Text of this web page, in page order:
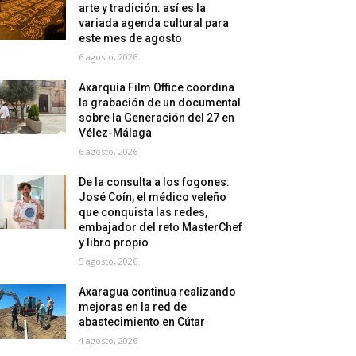
arte y tradición: así es la
variada agenda cultural para
este mes de agosto
6 agosto, 2026
Axarquía Film Office coordina
la grabación de un documental
sobre la Generación del 27 en
Vélez-Málaga
6 agosto, 2026
De la consulta a los fogones:
José Coín, el médico veleño
que conquista las redes,
embajador del reto MasterChef
y libro propio
5 agosto, 2026
Axaragua continua realizando
mejoras en la red de
abastecimiento en Cútar
4 agosto, 2026